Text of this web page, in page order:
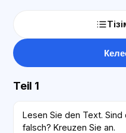
Teil 1
Lesen Sie den Text. Sind
falsch? Kreuzen Sie an.